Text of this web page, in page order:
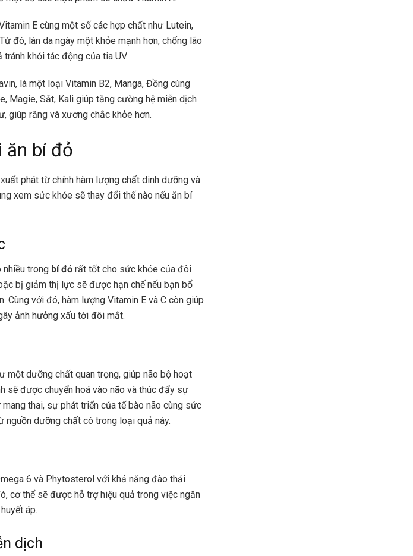
E cùng một số các hợp chất như Lutein,
đó, làn da ngày một khỏe mạnh hơn, chống lão
khỏi tác động của tia UV.
là một loại Vitamin B2, Manga, Đồng cùng
Magie, Sắt, Kali giúp tăng cường hệ miễn dịch
giúp răng và xương chắc khỏe hơn.
ăn bí đỏ
phát từ chính hàm lượng chất dinh dưỡng và
xem sức khỏe sẽ thay đổi thế nào nếu ăn bí
nhiều trong bí đỏ rất tốt cho sức khỏe của đôi
bị giảm thị lực sẽ được hạn chế nếu bạn bổ
Cùng với đó, hàm lượng Vitamin E và C còn giúp
ảnh hưởng xấu tới đôi mắt.
một dưỡng chất quan trọng, giúp não bộ hoạt
sẽ được chuyển hoá vào não và thúc đẩy sự
thai, sự phát triển của tế bào não cùng sức
dưỡng chất có trong loại quả này.
6 và Phytosterol với khả năng đào thải
cơ thể sẽ được hỗ trợ hiệu quả trong việc ngăn
áp.
dịch